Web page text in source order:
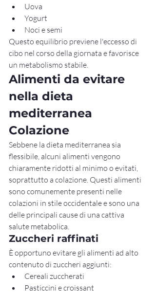
Uova
Yogurt
Noci e semi
Questo equilibrio previene l'eccesso di
cibo nel corso della giornata e favorisce
un metabolismo stabile.
Alimenti da evitare
nella dieta
mediterranea
Colazione
Sebbene la dieta mediterranea sia
flessibile, alcuni alimenti vengono
chiaramente ridotti al minimo o evitati,
soprattutto a colazione. Questi alimenti
sono comunemente presenti nelle
colazioni in stile occidentale e sono una
delle principali cause di una cattiva
salute metabolica.
Zuccheri raffinati
È opportuno evitare gli alimenti ad alto
contenuto di zuccheri aggiunti:
Cereali zuccherati
Pasticcini e croissant